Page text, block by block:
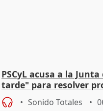
PSCyL acusa a la
tarde" para resolver
Sonido Totales